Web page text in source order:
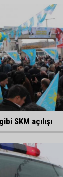
SKM açılışı